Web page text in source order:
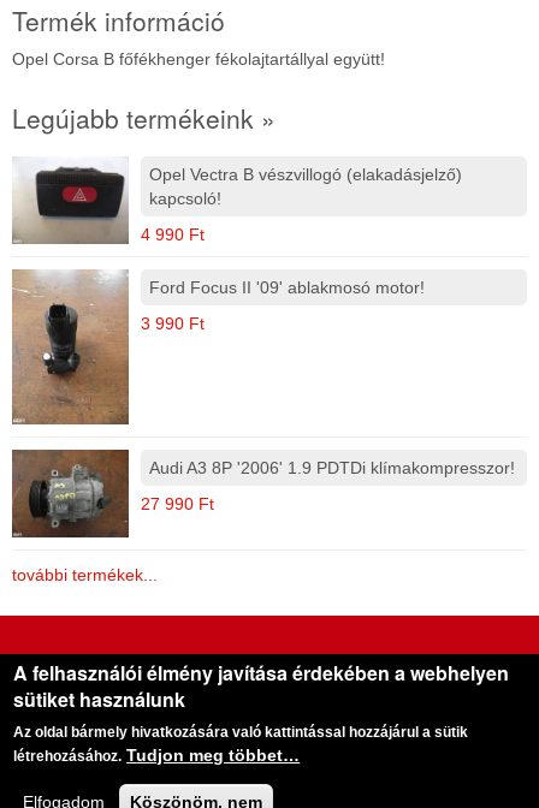
Termék információ
Opel Corsa B főfékhenger fékolajtartállyal együtt!
Legújabb termékeink »
Opel Vectra B vészvillogó (elakadásjelző)
kapcsoló!
4 990 Ft
Ford Focus II '09' ablakmosó motor!
3 990 Ft
Audi A3 8P '2006' 1.9 PDTDi klímakompresszor!
27 990 Ft
további termékek...
Gera Használt Autóalkatrész Kereskedés
Cégünk 1995 óta foglalkozik bontott autók alkatrészeinek kereskedésével
Cím:5900 Orosháza, Október 6. utca 26. |Telefon: +36 (70) 3958621
E-mail: info@nyugatiautobonto.hu|
A felhasználói élmény javítása érdekében a webhelyen
sütiket használunk
Az oldal bármely hivatkozására való kattintással hozzájárul a sütik
létrehozásához. Tudjon meg többet…
Elfogadom Köszönöm, nem